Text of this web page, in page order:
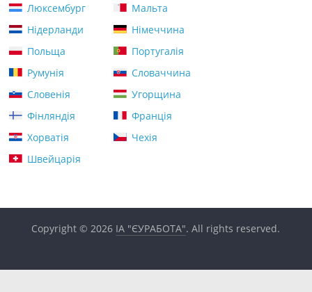
Люксембург
Мальта
Нідерланди
Німеччина
Польща
Португалія
Румунія
Словаччина
Словенія
Угорщина
Фінляндія
Франція
Хорватія
Чехія
Швейцарія
Copyright © 2026 ІА "ЄУРАБОТА". All rights reserved.